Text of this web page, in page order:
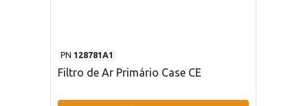
PN 128781A1
Filtro de Ar Primário Case CE